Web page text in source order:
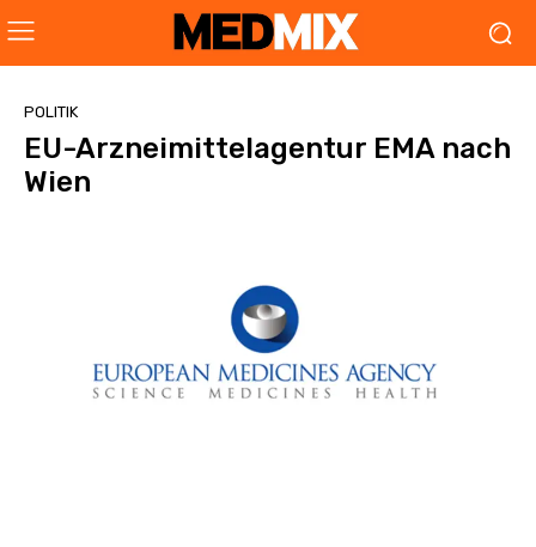
POLITIK
EU-Arzneimittelagentur EMA nach
Wien